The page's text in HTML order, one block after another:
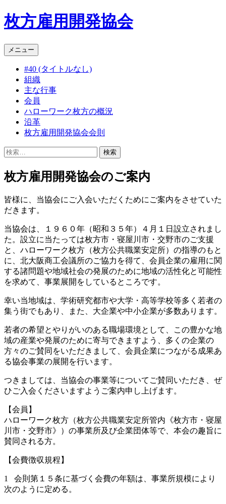
枚方雇用開発協会
メニュー コ
テ
ン
ツ
へ
ス
キ
ッ
#40 (タイトルなし)
組織
主な行事
会員
ハローワーク枚方の概況
沿革
枚方雇用開発協会会則
検
枚方雇用開発協会のご案内
皆様に、当協会にご入会いただくためにご案内をさせていた
だきます。
当協会は、１９６０年（昭和３５年）４月１日設立されまし
た。設立に当たっては枚方市・寝屋川市・交野市のご支援
と、ハローワーク枚方（枚方公共職業安定所）の指導のもと
に、北大阪商工会議所のご協力を得て、会員企業の雇用に関
する諸問題や地域社会の発展のために地域の活性化と可能性
を求めて、事業展開をしているところです。
幸い当地域は、学術研究都市や大学・高等学校等多く若者の
集う街でもあり、また、大企業や中小企業が多数あります。
若者の希望とやりがいのある職場環境として、この豊かな地
域の産業や発展のために寄与できますよう、多くの企業の
方々のご賛同をいただきまして、会員企業につながる成果あ
る協会事業の展開を行います。
つきましては、当協会の事業等についてご賛同いただき、ぜ
ひご入会くださいますようご案内申し上げます。
【会員】
ハローワーク枚方（枚方公共職業安定所管内《枚方市・寝屋
川市・交野市》）の事業所及び企業団体等で、本会の趣旨に
賛同される方。
【会費徴収規程】
1 会則第１５条に基づく会費の年額は、事業所規模により
次のように定める。